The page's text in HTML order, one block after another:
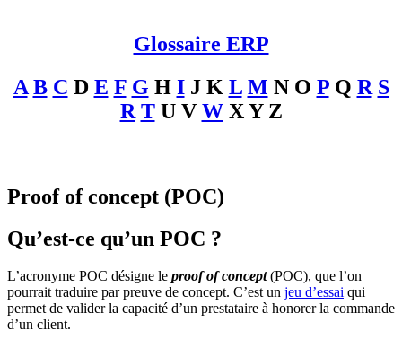
Glossaire ERP
A B C D E F G H I J K L M N O P Q R S
R T U V W X Y Z
Proof of concept (POC)
Qu’est-ce qu’un POC ?
L’acronyme POC désigne le proof of concept (POC), que l’on
pourrait traduire par preuve de concept. C’est un jeu d’essai qui
permet de valider la capacité d’un prestataire à honorer la commande
d’un client.